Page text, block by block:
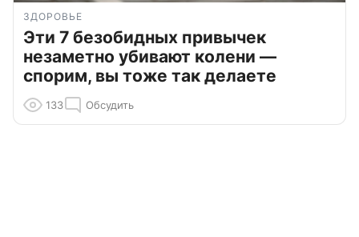
ЗДОРОВЬЕ
Эти 7 безобидных привычек
незаметно убивают колени —
спорим, вы тоже так делаете
133 Обсудить